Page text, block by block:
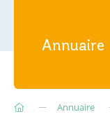
Annuaire
Annuaire